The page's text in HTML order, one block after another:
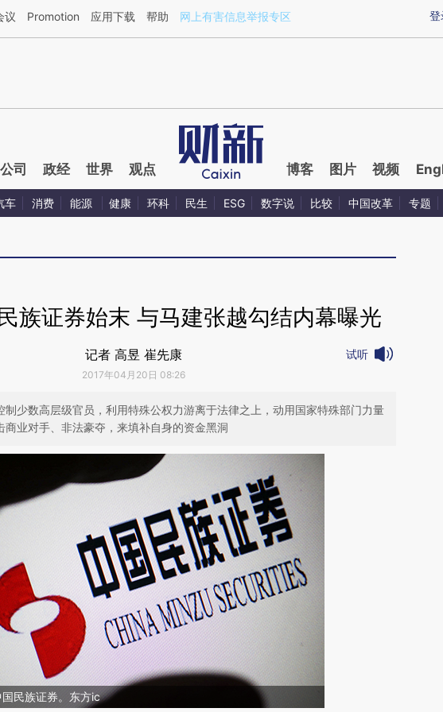
登
议 Promotion 应用下载 帮助 网上有害信息举报专区
公司 政经 世界 观点 博客 图片 视频
车 消费 能源 健康 环科 民生 ESG 数字说 比较 中国改革 专题
族证券始末 与马建张越勾结内幕曝光
记者 高昱 崔先康
2017年04月20日 08:26
试听
制少数高层级官员，利用特殊公权力游离于法律之上，动用国家特殊部门力量
商业对手、非法豪夺，来填补自身的资金黑洞
民族证券。东方ic